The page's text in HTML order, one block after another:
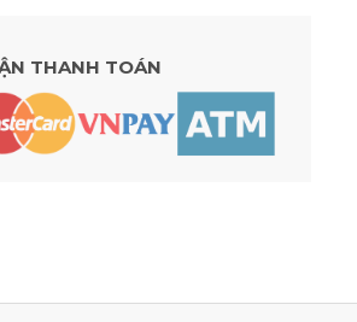
THANH TOÁN